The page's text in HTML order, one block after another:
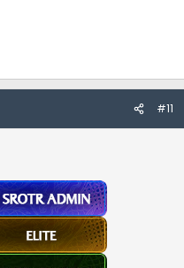
#11